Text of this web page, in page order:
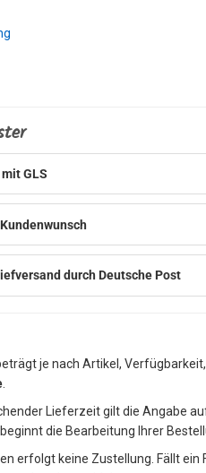
GLS
durch Deutsche Post
je nach Artikel,
Lieferzeit gilt die Angabe
die Bearbeitung Ihrer
erfolgt keine Zustellung. Fällt